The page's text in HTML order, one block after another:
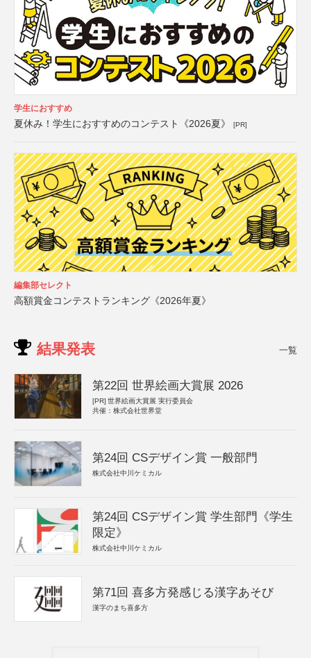
学生におすすめ
夏休み！学生におすすめのコンテスト《2026夏》 [PR]
編集部セレクト
高額賞金コンテストランキング《2026年夏》
結果発表 一覧
第22回 世界絵画大賞展 2026
[PR] 世界絵画大賞展 実行委員会
共催：株式会社世界堂
第24回 CSデザイン賞 一般部門
株式会社中川ケミカル
第24回 CSデザイン賞 学生部門《学生
限定》
株式会社中川ケミカル
第71回 喜多方発感じる漢字あそび
漢字のまち喜多方